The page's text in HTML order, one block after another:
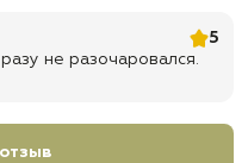
1,6–1,8 мм, мягкий кант
5
не разочаровался.